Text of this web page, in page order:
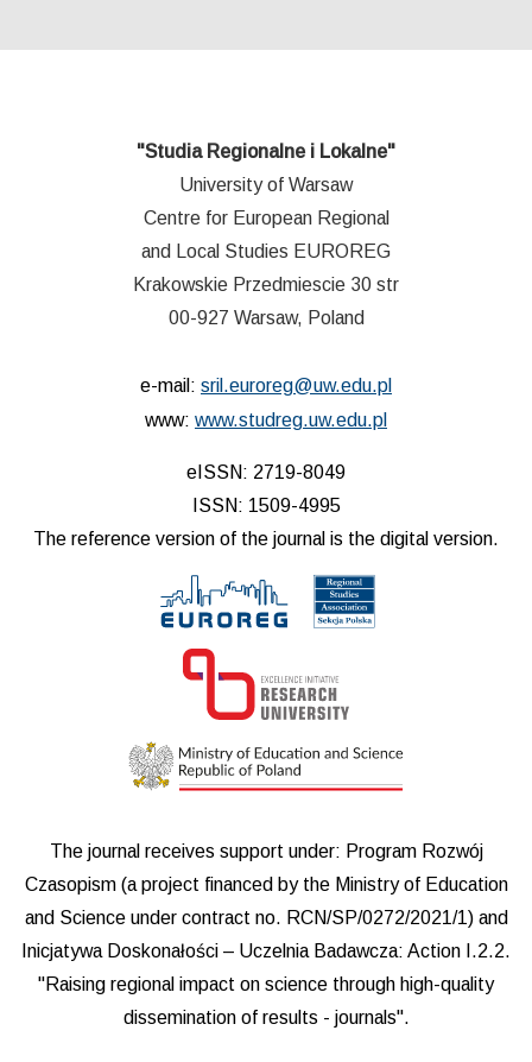
"Studia Regionalne i Lokalne"
University of Warsaw
Centre for European Regional
and Local Studies EUROREG
Krakowskie Przedmiescie 30 str
00-927 Warsaw, Poland
e-mail: sril.euroreg@uw.edu.pl
www: www.studreg.uw.edu.pl
eISSN: 2719-8049
ISSN: 1509-4995
The reference version of the journal is the digital version.
The journal receives support under: Program Rozwój
Czasopism (a project financed by the Ministry of Education
and Science under contract no. RCN/SP/0272/2021/1) and
Inicjatywa Doskonałości – Uczelnia Badawcza: Action I.2.2.
"Raising regional impact on science through high-quality
dissemination of results - journals".